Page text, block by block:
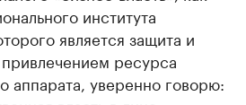
института
является защита и
ресурса
аппарата, уверенно говорю: